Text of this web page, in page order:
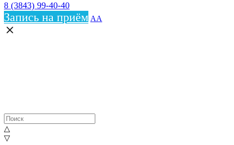
8 (3843) 99-40-40
Запись на приём АА
△
▽